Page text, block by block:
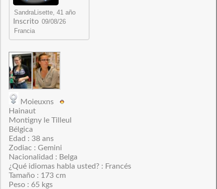
Inscrito
Moieuxns
Hainaut
Montigny le Tilleul
Bélgica
Edad : 38 ans
Zodiac : Gemini
Nacionalidad : Belga
¿Qué idiomas habla usted? : Francés
Tamaño : 173 cm
Peso : 65 kgs